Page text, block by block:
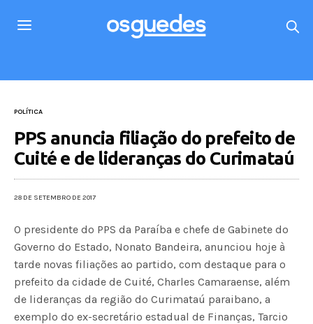
POLÍTICA
PPS anuncia filiação do prefeito de
Cuité e de lideranças do Curimataú
28 DE SETEMBRO DE 2017
O presidente do PPS da Paraíba e chefe de Gabinete do
Governo do Estado, Nonato Bandeira, anunciou hoje à
tarde novas filiações ao partido, com destaque para o
prefeito da cidade de Cuité, Charles Camaraense, além
de lideranças da região do Curimataú paraibano, a
exemplo do ex-secretário estadual de Finanças, Tarcio